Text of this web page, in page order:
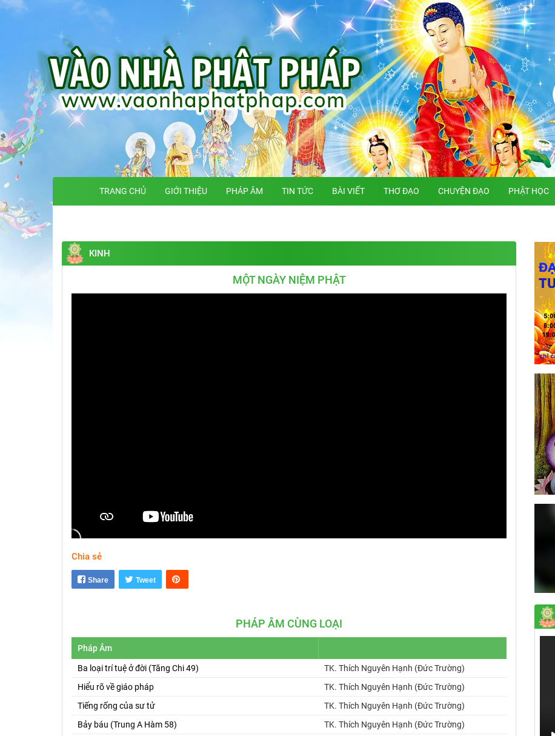
TRANG CHỦ GIỚI THIỆU PHÁP ÂM TIN TỨC BÀI VIẾT THƠ ĐẠO CHUYỆN ĐẠO PHẬT HỌC
KINH
MỘT NGÀY NIỆM PHẬT
Chia sẻ
Share Tweet
PHÁP ÂM CÙNG LOẠI
Pháp Âm
Ba loại trí tuệ ở đời (Tăng Chi 49)
TK. Thích Nguyên Hạnh (Đức Trường)
Hiểu rõ về giáo pháp
TK. Thích Nguyên Hạnh (Đức Trường)
Tiếng rống của sư tử
TK. Thích Nguyên Hạnh (Đức Trường)
Bảy báu (Trung A Hàm 58)
TK. Thích Nguyên Hạnh (Đức Trường)